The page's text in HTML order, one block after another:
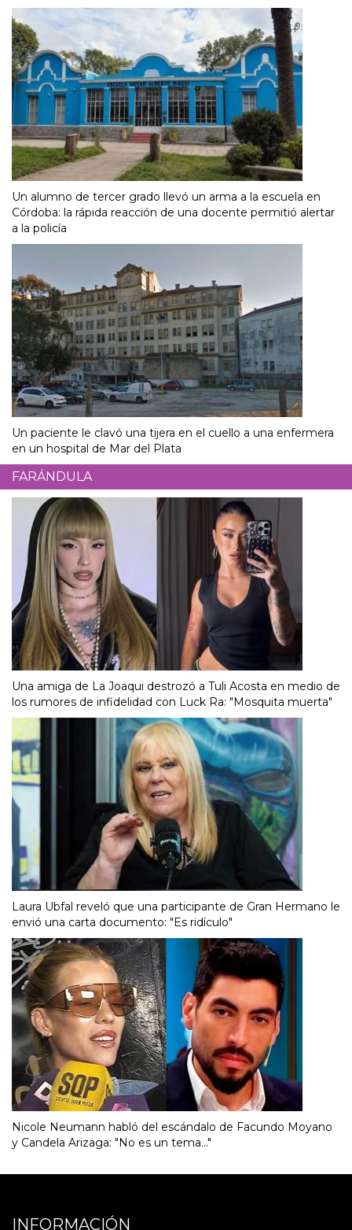
Un alumno de tercer grado llevó un arma a la escuela en
Córdoba: la rápida reacción de una docente permitió alertar
a la policía
Un paciente le clavó una tijera en el cuello a una enfermera
en un hospital de Mar del Plata
FARÁNDULA
Una amiga de La Joaqui destrozó a Tuli Acosta en medio de
los rumores de infidelidad con Luck Ra: "Mosquita muerta"
Laura Ubfal reveló que una participante de Gran Hermano le
envió una carta documento: "Es ridículo"
Nicole Neumann habló del escándalo de Facundo Moyano
y Candela Arizaga: "No es un tema..."
INFORMACIÓN